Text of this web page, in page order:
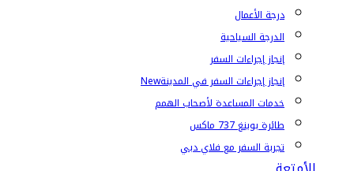
درجة الأعمال
الدرجة السياحية
إنجاز إجراءات السفر
إنجاز إجراءات السفر في المدينةNew
خدمات المساعدة لأصحاب الهمم
طائرة بوينغ 737 ماكس
تجربة السفر مع فلاي دبي